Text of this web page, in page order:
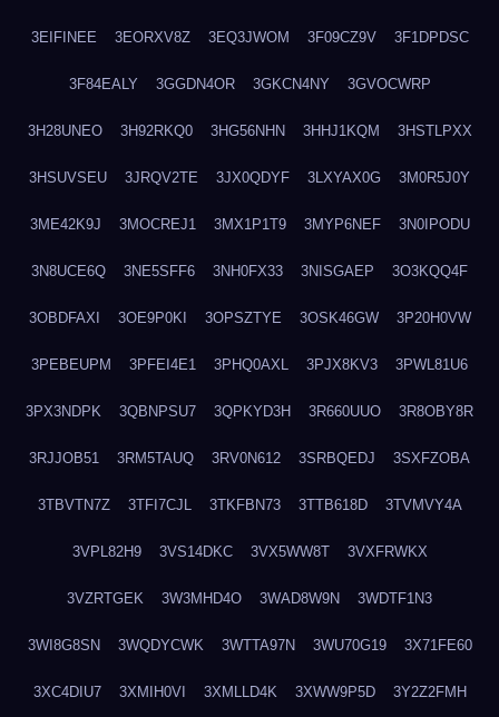
3EIFINEE 3EORXV8Z 3EQ3JWOM 3F09CZ9V 3F1DPDSC
3F84EALY 3GGDN4OR 3GKCN4NY 3GVOCWRP
3H28UNEO 3H92RKQ0 3HG56NHN 3HHJ1KQM 3HSTLPXX
3HSUVSEU 3JRQV2TE 3JX0QDYF 3LXYAX0G 3M0R5J0Y
3ME42K9J 3MOCREJ1 3MX1P1T9 3MYP6NEF 3N0IPODU
3N8UCE6Q 3NE5SFF6 3NH0FX33 3NISGAEP 3O3KQQ4F
3OBDFAXI 3OE9P0KI 3OPSZTYE 3OSK46GW 3P20H0VW
3PEBEUPM 3PFEI4E1 3PHQ0AXL 3PJX8KV3 3PWL81U6
3PX3NDPK 3QBNPSU7 3QPKYD3H 3R660UUO 3R8OBY8R
3RJJOB51 3RM5TAUQ 3RV0N612 3SRBQEDJ 3SXFZOBA
3TBVTN7Z 3TFI7CJL 3TKFBN73 3TTB618D 3TVMVY4A
3VPL82H9 3VS14DKC 3VX5WW8T 3VXFRWKX
3VZRTGEK 3W3MHD4O 3WAD8W9N 3WDTF1N3
3WI8G8SN 3WQDYCWK 3WTTA97N 3WU70G19 3X71FE60
3XC4DIU7 3XMIH0VI 3XMLLD4K 3XWW9P5D 3Y2Z2FMH